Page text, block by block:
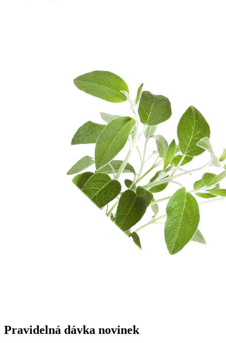
Pravidelná dávka novinek